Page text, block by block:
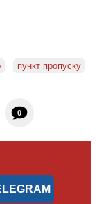
пункт пропуску
0